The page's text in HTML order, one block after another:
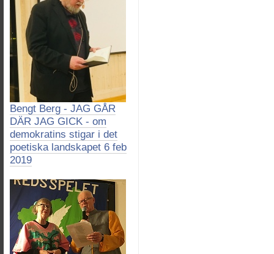
Bengt Berg - JAG GÅR
DÄR JAG GICK - om
demokratins stigar i det
poetiska landskapet 6 feb
2019